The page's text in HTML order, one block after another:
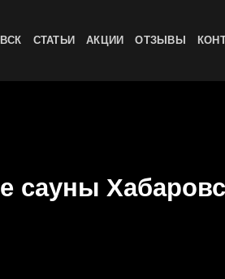
СТАТЬИ АКЦИИ ОТЗЫВЫ
сауны